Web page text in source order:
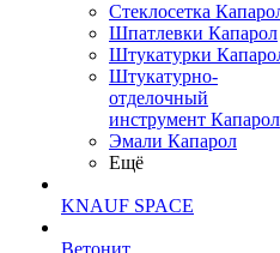
Cтеклосетка
Шпатлевки Капарол
Штукатурки
Штукатурно-
отделочный
инструмент Капарол
Эмали Капарол
Ещё
KNAUF SPACE